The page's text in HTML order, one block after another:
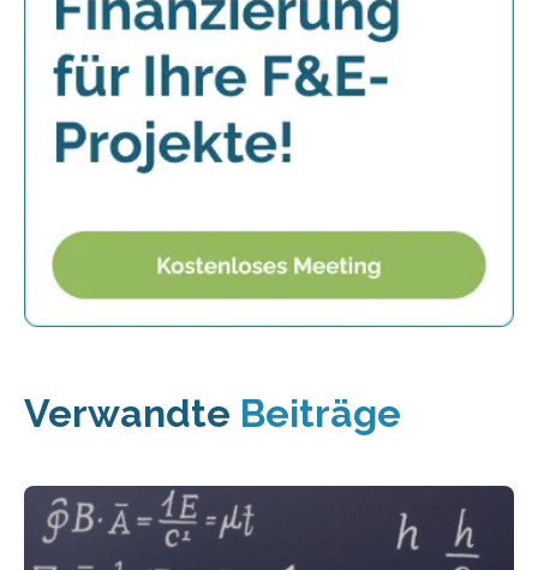
Verwandte Beiträge